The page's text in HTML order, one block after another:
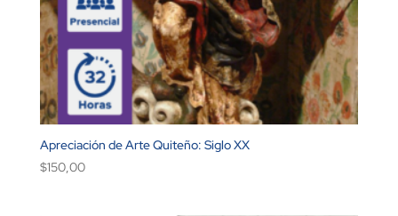
Apreciación de Arte Quiteño: Siglo XX
$150,00